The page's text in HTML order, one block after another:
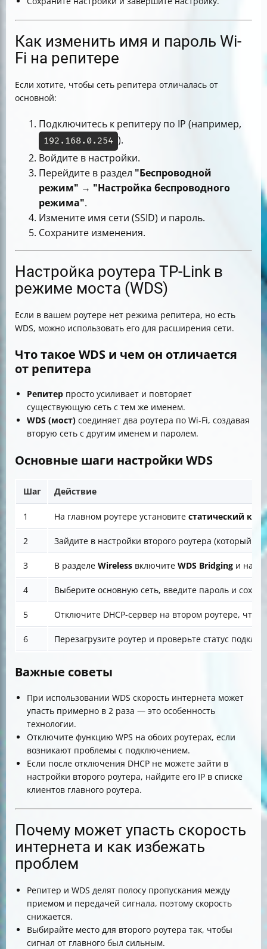
Как изменить имя и пароль Wi-
Fi на репитере
Если хотите, чтобы сеть репитера отличалась от
основной:
Подключитесь к репитеру по IP (например,
192.168.0.254 ).
Войдите в настройки.
Перейдите в раздел "Беспроводной
режим" → "Настройка беспроводного
режима".
Измените имя сети (SSID) и пароль.
Сохраните изменения.
Настройка роутера TP-Link в
режиме моста (WDS)
Если в вашем роутере нет режима репитера, но есть
WDS, можно использовать его для расширения сети.
Что такое WDS и чем он отличается
от репитера
Репитер просто усиливает и повторяет
существующую сеть с тем же именем.
WDS (мост) соединяет два роутера по Wi-Fi, создавая
вторую сеть с другим именем и паролем.
Основные шаги настройки WDS
Шаг Действие
1 На главном роутере установите статический
2 Зайдите в настройки второго роутера (который
3 В разделе Wireless включите WDS Bridging и
4 Выберите основную сеть, введите пароль и
5 Отключите DHCP-сервер на втором роутере,
6 Перезагрузите роутер и проверьте статус
Важные советы
При использовании WDS скорость интернета может
упасть примерно в 2 раза — это особенность
технологии.
Отключите функцию WPS на обоих роутерах, если
возникают проблемы с подключением.
Если после отключения DHCP не можете зайти в
настройки второго роутера, найдите его IP в списке
клиентов главного роутера.
Почему может упасть скорость
интернета и как избежать
проблем
Репитер и WDS делят полосу пропускания между
приемом и передачей сигнала, поэтому скорость
снижается.
Выбирайте место для второго роутера так, чтобы
сигнал от главного был сильным.